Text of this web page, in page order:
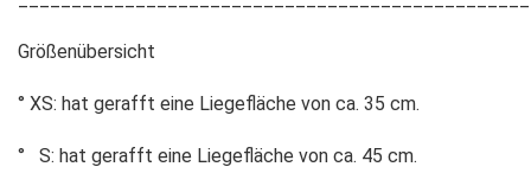
Größenübersicht
° XS: hat gerafft eine Liegefläche von ca. 35 cm.
° S: hat gerafft eine Liegefläche von ca. 45 cm.